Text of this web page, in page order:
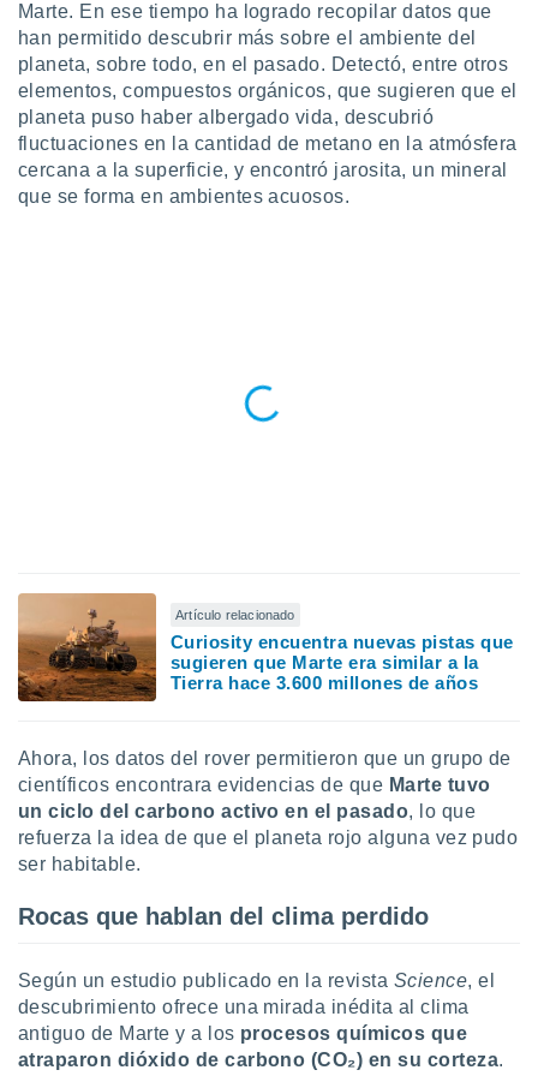
en
más
nuestra
y
En
de que
sean
el sitio
se
para
ni para
o
aunque
Puedes
acceder a
abono
Marte. En ese tiempo ha logrado recopilar datos que
han permitido descubrir más sobre el ambiente del
planeta, sobre todo, en el pasado. Detectó, entre otros
elementos, compuestos orgánicos, que sugieren que el
planeta puso haber albergado vida, descubrió
fluctuaciones en la cantidad de metano en la atmósfera
cercana a la superficie, y encontró jarosita, un mineral
que se forma en ambientes acuosos.
Artículo relacionado
Curiosity encuentra nuevas pistas que
sugieren que Marte era similar a la
Tierra hace 3.600 millones de años
Ahora, los datos del rover permitieron que un grupo de
científicos encontrara evidencias de que Marte tuvo
un ciclo del carbono activo en el pasado, lo que
refuerza la idea de que el planeta rojo alguna vez pudo
ser habitable.
Rocas que hablan del clima perdido
Según un estudio publicado en la revista Science, el
descubrimiento ofrece una mirada inédita al clima
antiguo de Marte y a los procesos químicos que
atraparon dióxido de carbono (CO₂) en su corteza.